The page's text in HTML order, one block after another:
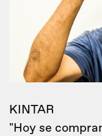
KINTAR
"Hoy se